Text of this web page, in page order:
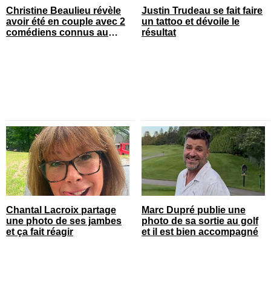
Christine Beaulieu révèle
avoir été en couple avec 2
comédiens connus au
Justin Trudeau se fait faire
un tattoo et dévoile le
résultat
Chantal Lacroix partage
une photo de ses jambes
et ça fait réagir
Marc Dupré publie une
photo de sa sortie au golf
et il est bien accompagné